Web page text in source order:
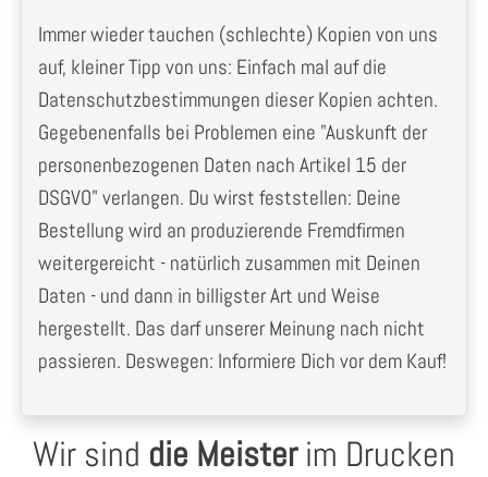
Immer wieder tauchen (schlechte) Kopien von uns
auf, kleiner Tipp von uns: Einfach mal auf die
Datenschutzbestimmungen dieser Kopien achten.
Gegebenenfalls bei Problemen eine "Auskunft der
personenbezogenen Daten nach Artikel 15 der
DSGVO" verlangen. Du wirst feststellen: Deine
Bestellung wird an produzierende Fremdfirmen
weitergereicht - natürlich zusammen mit Deinen
Daten - und dann in billigster Art und Weise
hergestellt. Das darf unserer Meinung nach nicht
passieren. Deswegen: Informiere Dich vor dem Kauf!
Wir sind die Meisterim Drucken